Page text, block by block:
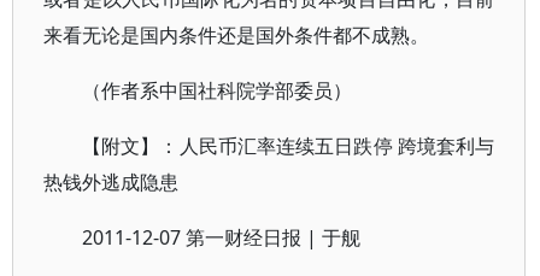
来看无论是国内条件还是国外条件都不成熟。
（作者系中国社科院学部委员）
【附文】：人民币汇率连续五日跌停 跨境套利与
热钱外逃成隐患
2011-12-07 第一财经日报 | 于舰